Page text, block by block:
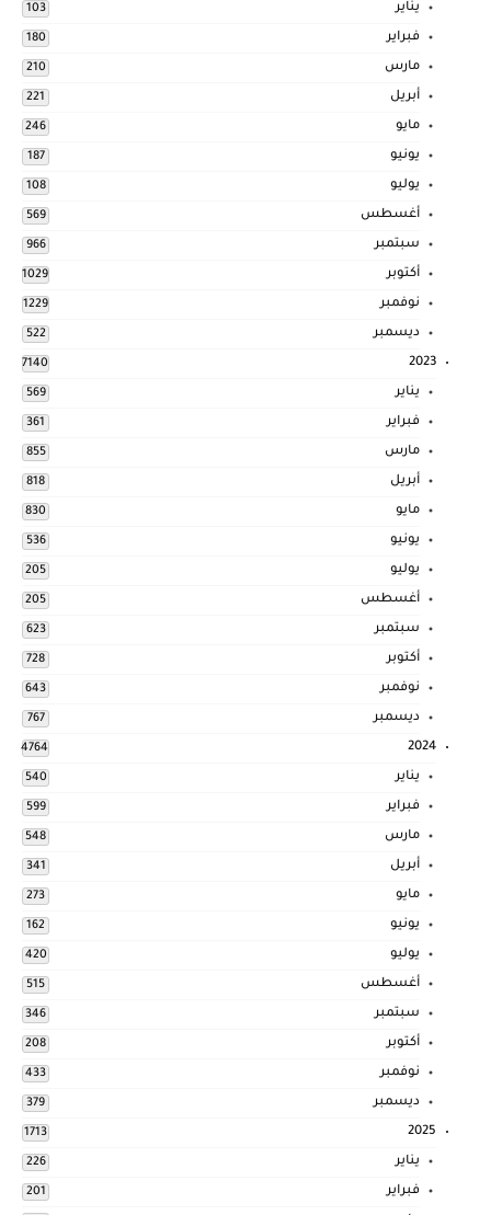
يناير 103
فبراير 180
مارس 210
أبريل 221
مايو 246
يونيو 187
يوليو 108
أغسطس 569
سبتمبر 966
أكتوبر 1029
نوفمبر 1229
ديسمبر 522
2023
7140
يناير 569
فبراير 361
مارس 855
أبريل 818
مايو 830
يونيو 536
يوليو 205
أغسطس 205
سبتمبر 623
أكتوبر 728
نوفمبر 643
ديسمبر 767
2024
4764
يناير 540
فبراير 599
مارس 548
أبريل 341
مايو 273
يونيو 162
يوليو 420
أغسطس 515
سبتمبر 346
أكتوبر 208
نوفمبر 433
ديسمبر 379
2025
1713
يناير 226
فبراير 201